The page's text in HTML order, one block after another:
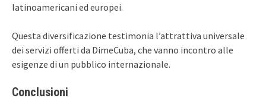
latinoamericani ed europei.
Questa diversificazione testimonia l’attrattiva universale
dei servizi offerti da DimeCuba, che vanno incontro alle
esigenze di un pubblico internazionale.
Conclusioni